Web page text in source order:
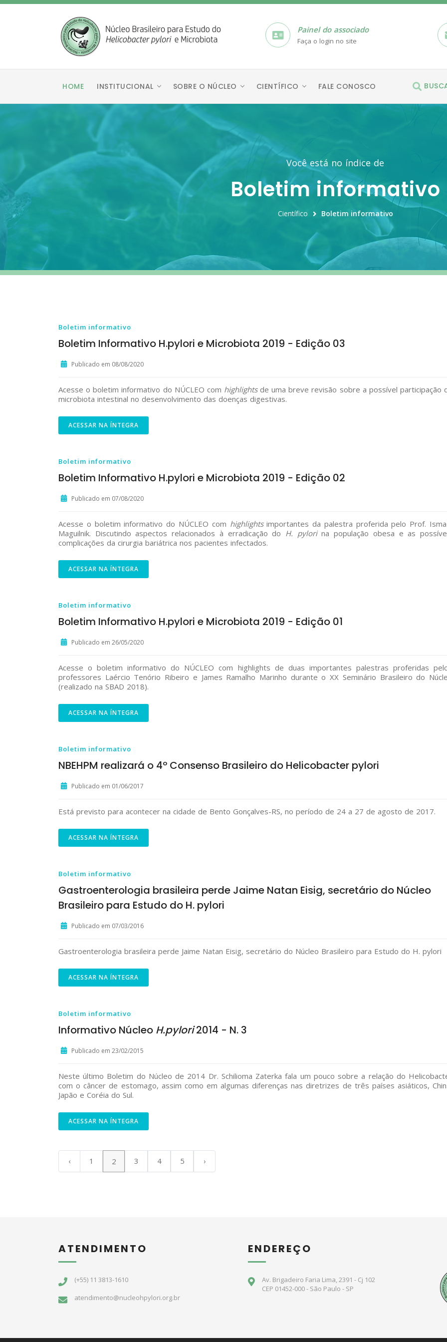
Painel do associado
Faça o login no site
HOME INSTITUCIONAL SOBRE O NÚCLEO CIENTÍFICO FALE CONOSCO
Você está no índice de
Boletim informativo
Científico Boletim informativo
Boletim informativo
Boletim Informativo H.pylori e Microbiota 2019 - Edição 03
Publicado em 08/08/2020
Acesse o boletim informativo do NÚCLEO com highlightsde uma breve revisão sobre a possível participação
microbiota intestinal no desenvolvimento das doenças digestivas.
ACESSAR NA ÍNTEGRA
Boletim informativo
Boletim Informativo H.pylori e Microbiota 2019 - Edição 02
Publicado em 07/08/2020
Acesse o boletim informativo do NÚCLEO com highlightsimportantes da palestra proferida pelo Prof.
Maguilnik. Discutindo aspectos relacionados à erradicação do H. pylorina população obesa e as
complicações da cirurgia bariátrica nos pacientes infectados.
ACESSAR NA ÍNTEGRA
Boletim informativo
Boletim Informativo H.pylori e Microbiota 2019 - Edição 01
Publicado em 26/05/2020
Acesse o boletim informativo do NÚCLEO com highlights de duas importantes palestras proferidas
professores Laércio Tenório Ribeiro e James Ramalho Marinho durante o XX Seminário Brasileiro do
(realizado na SBAD 2018).
ACESSAR NA ÍNTEGRA
Boletim informativo
NBEHPM realizará o 4º Consenso Brasileiro do Helicobacter pylori
Publicado em 01/06/2017
Está previsto para acontecer na cidade de Bento Gonçalves-RS, no período de 24 a 27 de agosto de 2017.
ACESSAR NA ÍNTEGRA
Boletim informativo
Gastroenterologia brasileira perde Jaime Natan Eisig, secretário do Núcleo
Brasileiro para Estudo do H. pylori
Publicado em 07/03/2016
Gastroenterologia brasileira perde Jaime Natan Eisig, secretário do Núcleo Brasileiro para Estudo do H. pylori
ACESSAR NA ÍNTEGRA
Boletim informativo
Informativo Núcleo H.pylori2014 - N. 3
Publicado em 23/02/2015
Neste último Boletim do Núcleo de 2014 Dr. Schilioma Zaterka fala um pouco sobre a relação do
com o câncer de estomago, assim como em algumas diferenças nas diretrizes de três países asiáticos,
Japão e Coréia do Sul.
ACESSAR NA ÍNTEGRA
‹ 1 2 3 4 5 ›
ATENDIMENTO
(+55) 11 3813-1610
atendimento@nucleohpylori.org.br
ENDEREÇO
Av. Brigadeiro Faria Lima, 2391 - Cj 102
CEP 01452-000 - São Paulo - SP